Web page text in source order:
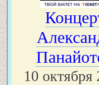
10 октября